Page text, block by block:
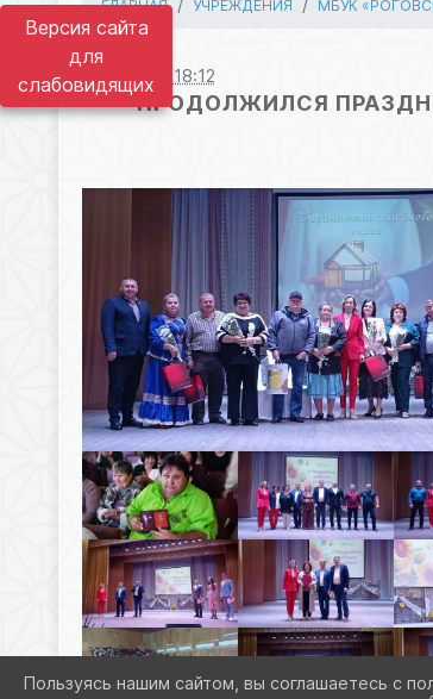
Версия сайта
для
слабовидящих
ГЛАВНАЯ УЧРЕЖДЕНИЯ МБУК
10.10.2025 18:12
ПРОДОЛЖИЛСЯ
Пользуясь нашим сайтом, вы соглашаетесь с